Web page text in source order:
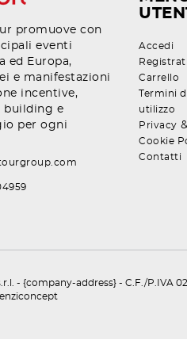
promuove con
eventi
ed Europa,
e manifestazioni
incentive,
building e
per ogni
Accedi
Carrello
Termini
utilizzo
Privacy
Cookie
Contatti
- {company-address} - C.F./P.IVA